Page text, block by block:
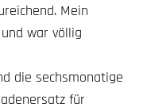
Mein
war völlig
die sechsmonatige
für